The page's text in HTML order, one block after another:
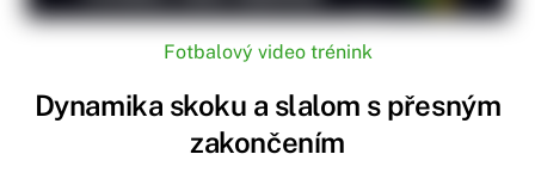
Fotbalový video trénink
Dynamika skoku a slalom s přesným
zakončením